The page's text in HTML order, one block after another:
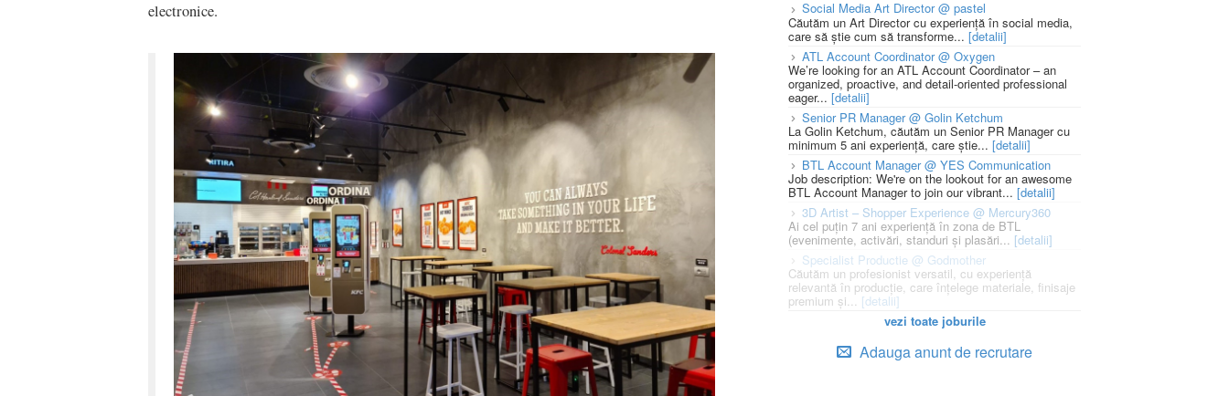
electronice.
Social Media Art Director @ pastel
Căutăm un Art Director cu experiență în social media,
care să știe cum să transforme... [detalii]
ATL Account Coordinator @ Oxygen
We’re looking for an ATL Account Coordinator – an
organized, proactive, and detail-oriented professional
eager... [detalii]
Senior PR Manager @ Golin Ketchum
La Golin Ketchum, căutăm un Senior PR Manager cu
minimum 5 ani experiență, care știe... [detalii]
BTL Account Manager @ YES Communication
Job description: We're on the lookout for an awesome
BTL Account Manager to join our vibrant... [detalii]
3D Artist – Shopper Experience @ Mercury360
Ai cel puțin 7 ani experiență în zona de BTL
(evenimente, activări, standuri și plasări... [detalii]
Specialist Productie @ Godmother
Căutăm un profesionist versatil, cu experiență
relevantă în producție, care înțelege materiale, finisaje
premium și... [detalii]
vezi toate joburile
Adauga anunt de recrutare